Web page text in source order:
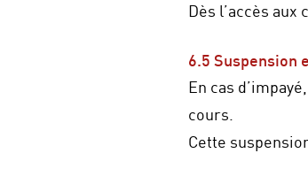
Dès l’accès
6.5 Suspension
En cas
cours.
Cette